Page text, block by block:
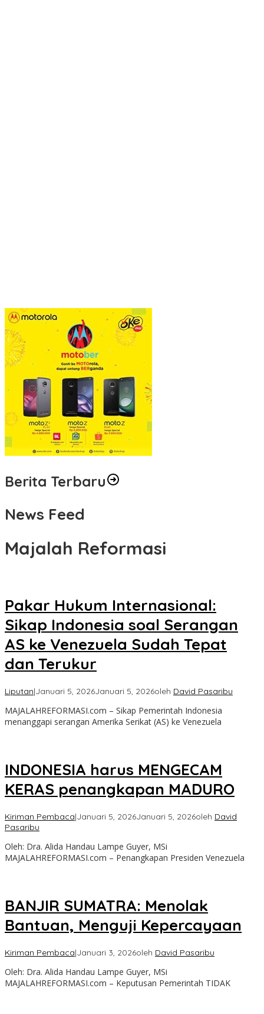
Berita Terbaru
News Feed
Majalah Reformasi
Pakar Hukum Internasional:
Sikap Indonesia soal Serangan
AS ke Venezuela Sudah Tepat
dan Terukur
Liputan|Januari 5, 2026Januari 5, 2026oleh David Pasaribu
MAJALAHREFORMASI.com – Sikap Pemerintah Indonesia
menanggapi serangan Amerika Serikat (AS) ke Venezuela
INDONESIA harus MENGECAM
KERAS penangkapan MADURO
Kiriman Pembaca|Januari 5, 2026Januari 5, 2026oleh David
Pasaribu
Oleh: Dra. Alida Handau Lampe Guyer, MSi
MAJALAHREFORMASI.com – Penangkapan Presiden Venezuela
BANJIR SUMATRA: Menolak
Bantuan, Menguji Kepercayaan
Kiriman Pembaca|Januari 3, 2026oleh David Pasaribu
Oleh: Dra. Alida Handau Lampe Guyer, MSi
MAJALAHREFORMASI.com – Keputusan Pemerintah TIDAK